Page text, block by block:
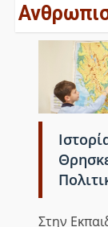
Στην